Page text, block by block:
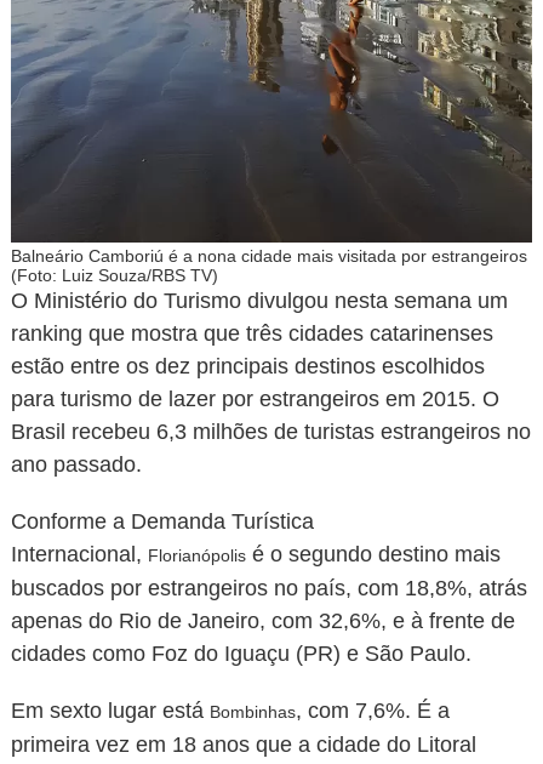
Balneário Camboriú é a nona cidade mais visitada por estrangeiros
(Foto: Luiz Souza/RBS TV)
O Ministério do Turismo divulgou nesta semana um
ranking que mostra que três cidades catarinenses
estão entre os dez principais destinos escolhidos
para turismo de lazer por estrangeiros em 2015. O
Brasil recebeu 6,3 milhões de turistas estrangeiros no
ano passado.
Conforme a Demanda Turística
Internacional, Florianópolisé o segundo destino mais
buscados por estrangeiros no país, com 18,8%, atrás
apenas do Rio de Janeiro, com 32,6%, e à frente de
cidades como Foz do Iguaçu (PR) e São Paulo.
Em sexto lugar está Bombinhas, com 7,6%. É a
primeira vez em 18 anos que a cidade do Litoral